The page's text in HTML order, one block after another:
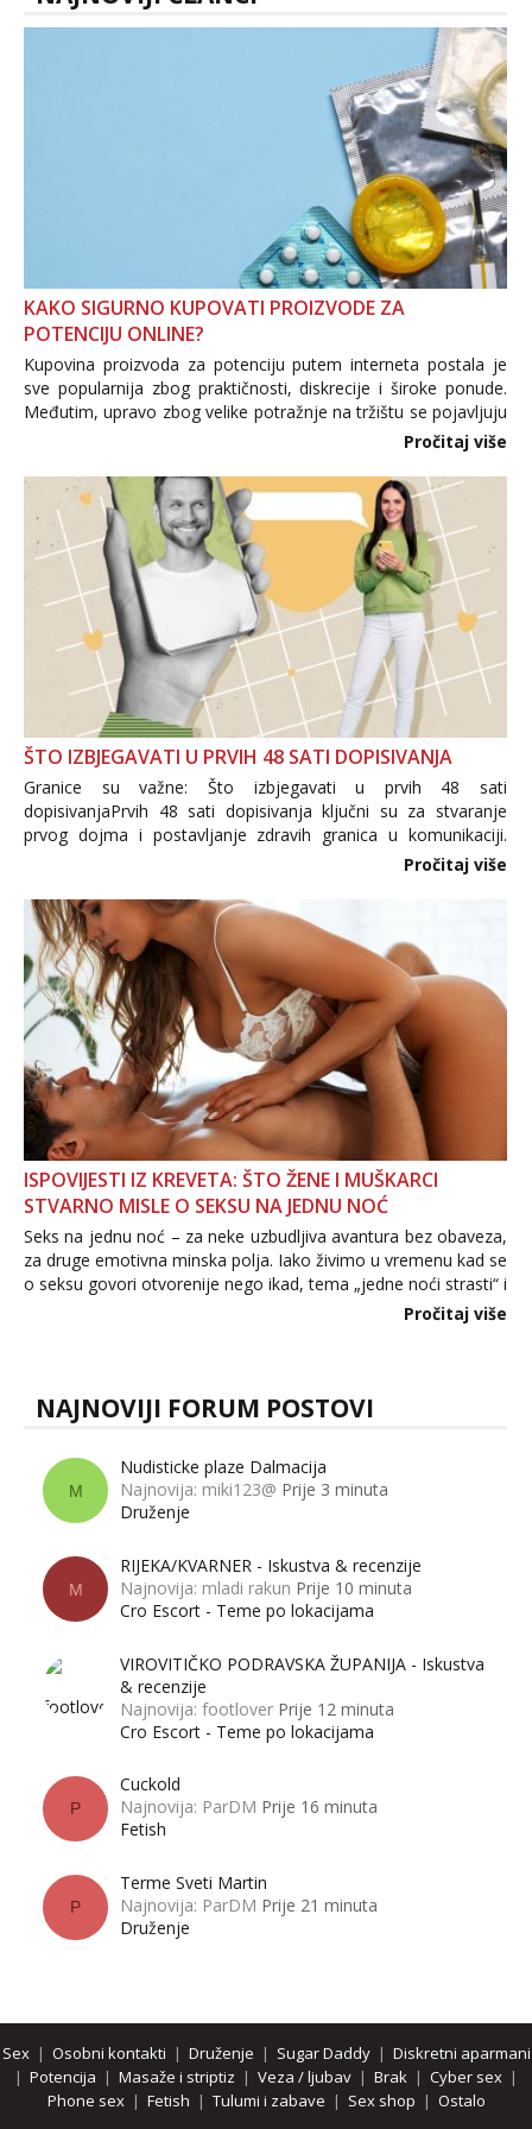
tel:0,93€ - mob:1,12€ min
KAKO SIGURNO KUPOVATI PROIZVODE ZA
POTENCIJU ONLINE?
Kupovina proizvoda za potenciju putem interneta postala je
sve popularnija zbog praktičnosti, diskrecije i široke ponude.
Međutim, upravo zbog velike potražnje na tržištu se pojavljuju
i brojni krivotvoreni proizvodi, nepouzdane internetske
Pročitaj više
ŠTO IZBJEGAVATI U PRVIH 48 SATI DOPISIVANJA
Granice su važne: Što izbjegavati u prvih 48 sati
dopisivanjaPrvih 48 sati dopisivanja ključni su za stvaranje
prvog dojma i postavljanje zdravih granica u komunikaciji.
Važno je izbjeći prebrzo otkrivanje osobnih ili intimnih
informacija, jer nepoznata osoba još nije zaslužila to
povjerenje. Takođe...
Pročitaj više
ISPOVIJESTI IZ KREVETA: ŠTO ŽENE I MUŠKARCI
STVARNO MISLE O SEKSU NA JEDNU NOĆ
Seks na jednu noć – za neke uzbudljiva avantura bez obaveza,
za druge emotivna minska polja. Iako živimo u vremenu kad se
o seksu govori otvorenije nego ikad, tema „jedne noći strasti“ i
dalje izaziva burne rasprave. Što zapravo misle žene, a što
Pročitaj više
NAJNOVIJI FORUM POSTOVI
M
Nudisticke plaze Dalmacija
Najnovija: miki123@ Prije 3 minuta
Druženje
M
RIJEKA/KVARNER - Iskustva & recenzije
Najnovija: mladi rakun Prije 10 minuta
Cro Escort - Teme po lokacijama
VIROVITIČKO PODRAVSKA ŽUPANIJA - Iskustva
& recenzije
Najnovija: footlover Prije 12 minuta
Cro Escort - Teme po lokacijama
P
Cuckold
Najnovija: ParDM Prije 16 minuta
Fetish
P
Terme Sveti Martin
Najnovija: ParDM Prije 21 minuta
Druženje
Sex| Osobni kontakti | Druženje | Sugar Daddy| Diskretni aparmani
| Potencija | Masaže i striptiz | Veza / ljubav | Brak | Cyber sex |
Phone sex| Fetish | Tulumi i zabave | Sex shop | Ostalo